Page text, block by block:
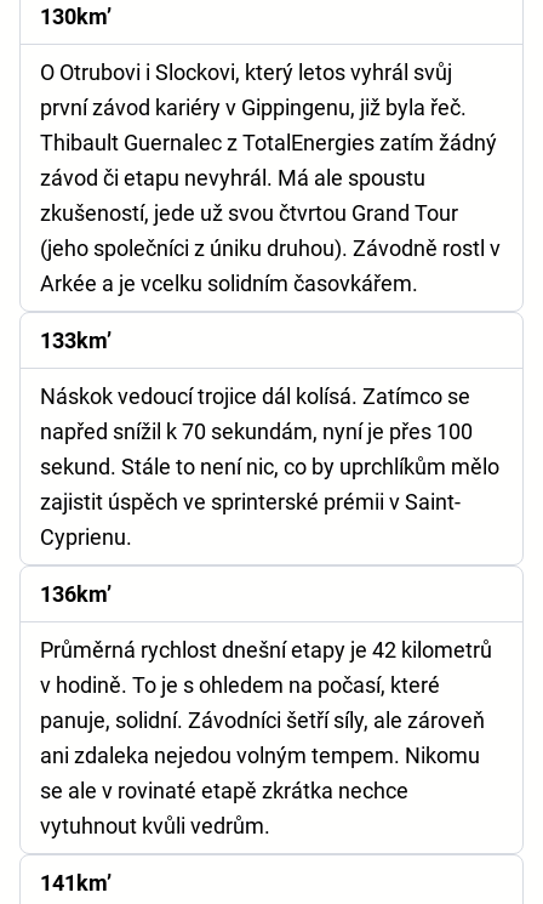
130km’
O Otrubovi i Slockovi, který letos vyhrál svůj
první závod kariéry v Gippingenu, již byla řeč.
Thibault Guernalec z TotalEnergies zatím žádný
závod či etapu nevyhrál. Má ale spoustu
zkušeností, jede už svou čtvrtou Grand Tour
(jeho společníci z úniku druhou). Závodně rostl v
Arkée a je vcelku solidním časovkářem.
133km’
Náskok vedoucí trojice dál kolísá. Zatímco se
napřed snížil k 70 sekundám, nyní je přes 100
sekund. Stále to není nic, co by uprchlíkům mělo
zajistit úspěch ve sprinterské prémii v Saint-
Cyprienu.
136km’
Průměrná rychlost dnešní etapy je 42 kilometrů
v hodině. To je s ohledem na počasí, které
panuje, solidní. Závodníci šetří síly, ale zároveň
ani zdaleka nejedou volným tempem. Nikomu
se ale v rovinaté etapě zkrátka nechce
vytuhnout kvůli vedrům.
141km’